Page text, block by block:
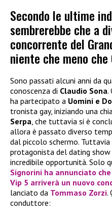
Secondo le ultime
sembrerebbe che a
concorrente del
niente che meno che
Sono passati alcuni anni da
conoscenza di Claudio Sona.
ha partecipato a Uomini e
tronista gay, iniziando una
Serpa, che tuttavia si è
allora è passato diverso
dal piccolo schermo. Tuttavia
protagonista del dating
incredibile opportunità. Solo
Signorini ha annunciato
Vip 5 arriverà un nuovo
lanciato da Tommaso Zorzi.
conduttore: